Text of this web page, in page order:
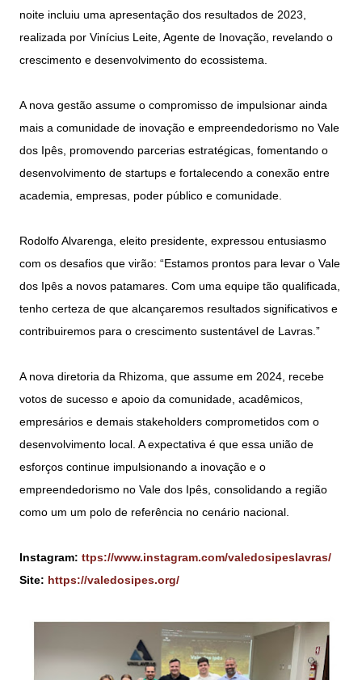
noite incluiu uma apresentação dos resultados de 2023,
realizada por Vinícius Leite, Agente de Inovação, revelando o
crescimento e desenvolvimento do ecossistema.
A nova gestão assume o compromisso de impulsionar ainda
mais a comunidade de inovação e empreendedorismo no Vale
dos Ipês, promovendo parcerias estratégicas, fomentando o
desenvolvimento de startups e fortalecendo a conexão entre
academia, empresas, poder público e comunidade.
Rodolfo Alvarenga, eleito presidente, expressou entusiasmo
com os desafios que virão: “Estamos prontos para levar o Vale
dos Ipês a novos patamares. Com uma equipe tão qualificada,
tenho certeza de que alcançaremos resultados significativos e
contribuiremos para o crescimento sustentável de Lavras.”
A nova diretoria da Rhizoma, que assume em 2024, recebe
votos de sucesso e apoio da comunidade, acadêmicos,
empresários e demais stakeholders comprometidos com o
desenvolvimento local. A expectativa é que essa união de
esforços continue impulsionando a inovação e o
empreendedorismo no Vale dos Ipês, consolidando a região
como um um polo de referência no cenário nacional.
Instagram: ttps://www.instagram.com/valedosipeslavras/
Site: https://valedosipes.org/